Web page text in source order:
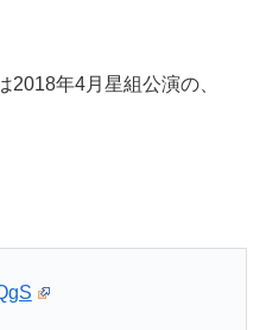
年4月星組公演の、